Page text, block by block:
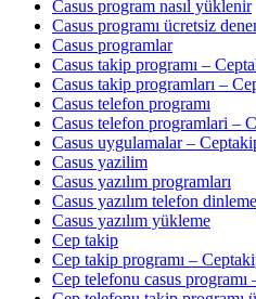
Casus program nasıl yüklenir
Casus programı ücretsiz
Casus programlar
Casus takip programı –
Casus takip programları –
Casus telefon programı
Casus telefon programlari –
Casus uygulamalar –
Casus yazilim
Casus yazılım programları
Casus yazılım telefon dinleme
Casus yazılım yükleme
Cep takip
Cep takip programı –
Cep telefonu casus programı